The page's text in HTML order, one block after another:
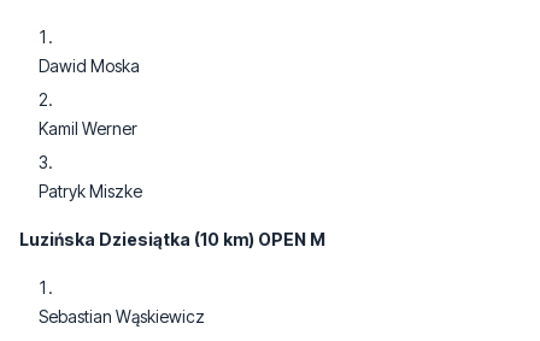
Dawid Moska
Kamil Werner
Patryk Miszke
Luzińska Dziesiątka (10 km) OPEN M
Sebastian Wąskiewicz